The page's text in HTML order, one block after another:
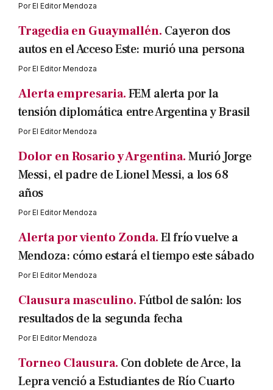
PorEl Editor Mendoza
Tragedia en Guaymallén. Cayeron dos
autos en el Acceso Este: murió una persona
PorEl Editor Mendoza
Alerta empresaria.FEM alerta por la
tensión diplomática entre Argentina y Brasil
PorEl Editor Mendoza
Dolor en Rosario y Argentina.Murió Jorge
Messi, el padre de Lionel Messi, a los 68
años
PorEl Editor Mendoza
Alerta por viento Zonda.El frío vuelve a
Mendoza: cómo estará el tiempo este sábado
PorEl Editor Mendoza
Clausura masculino.Fútbol de salón: los
resultados de la segunda fecha
PorEl Editor Mendoza
Torneo Clausura. Con doblete de Arce, la
Lepra venció a Estudiantes de Río Cuarto